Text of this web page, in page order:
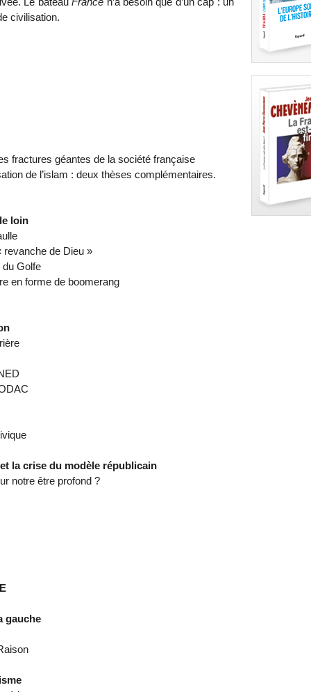
civilisation.
fractures géantes de la société française
de l’islam : deux thèses complémentaires.
loin
revanche de Dieu »
Golfe
en forme de boomerang
la crise du modèle républicain
notre être profond ?
gauche